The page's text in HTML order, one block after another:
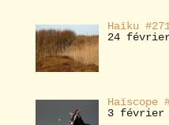
Haïku
24
3 février